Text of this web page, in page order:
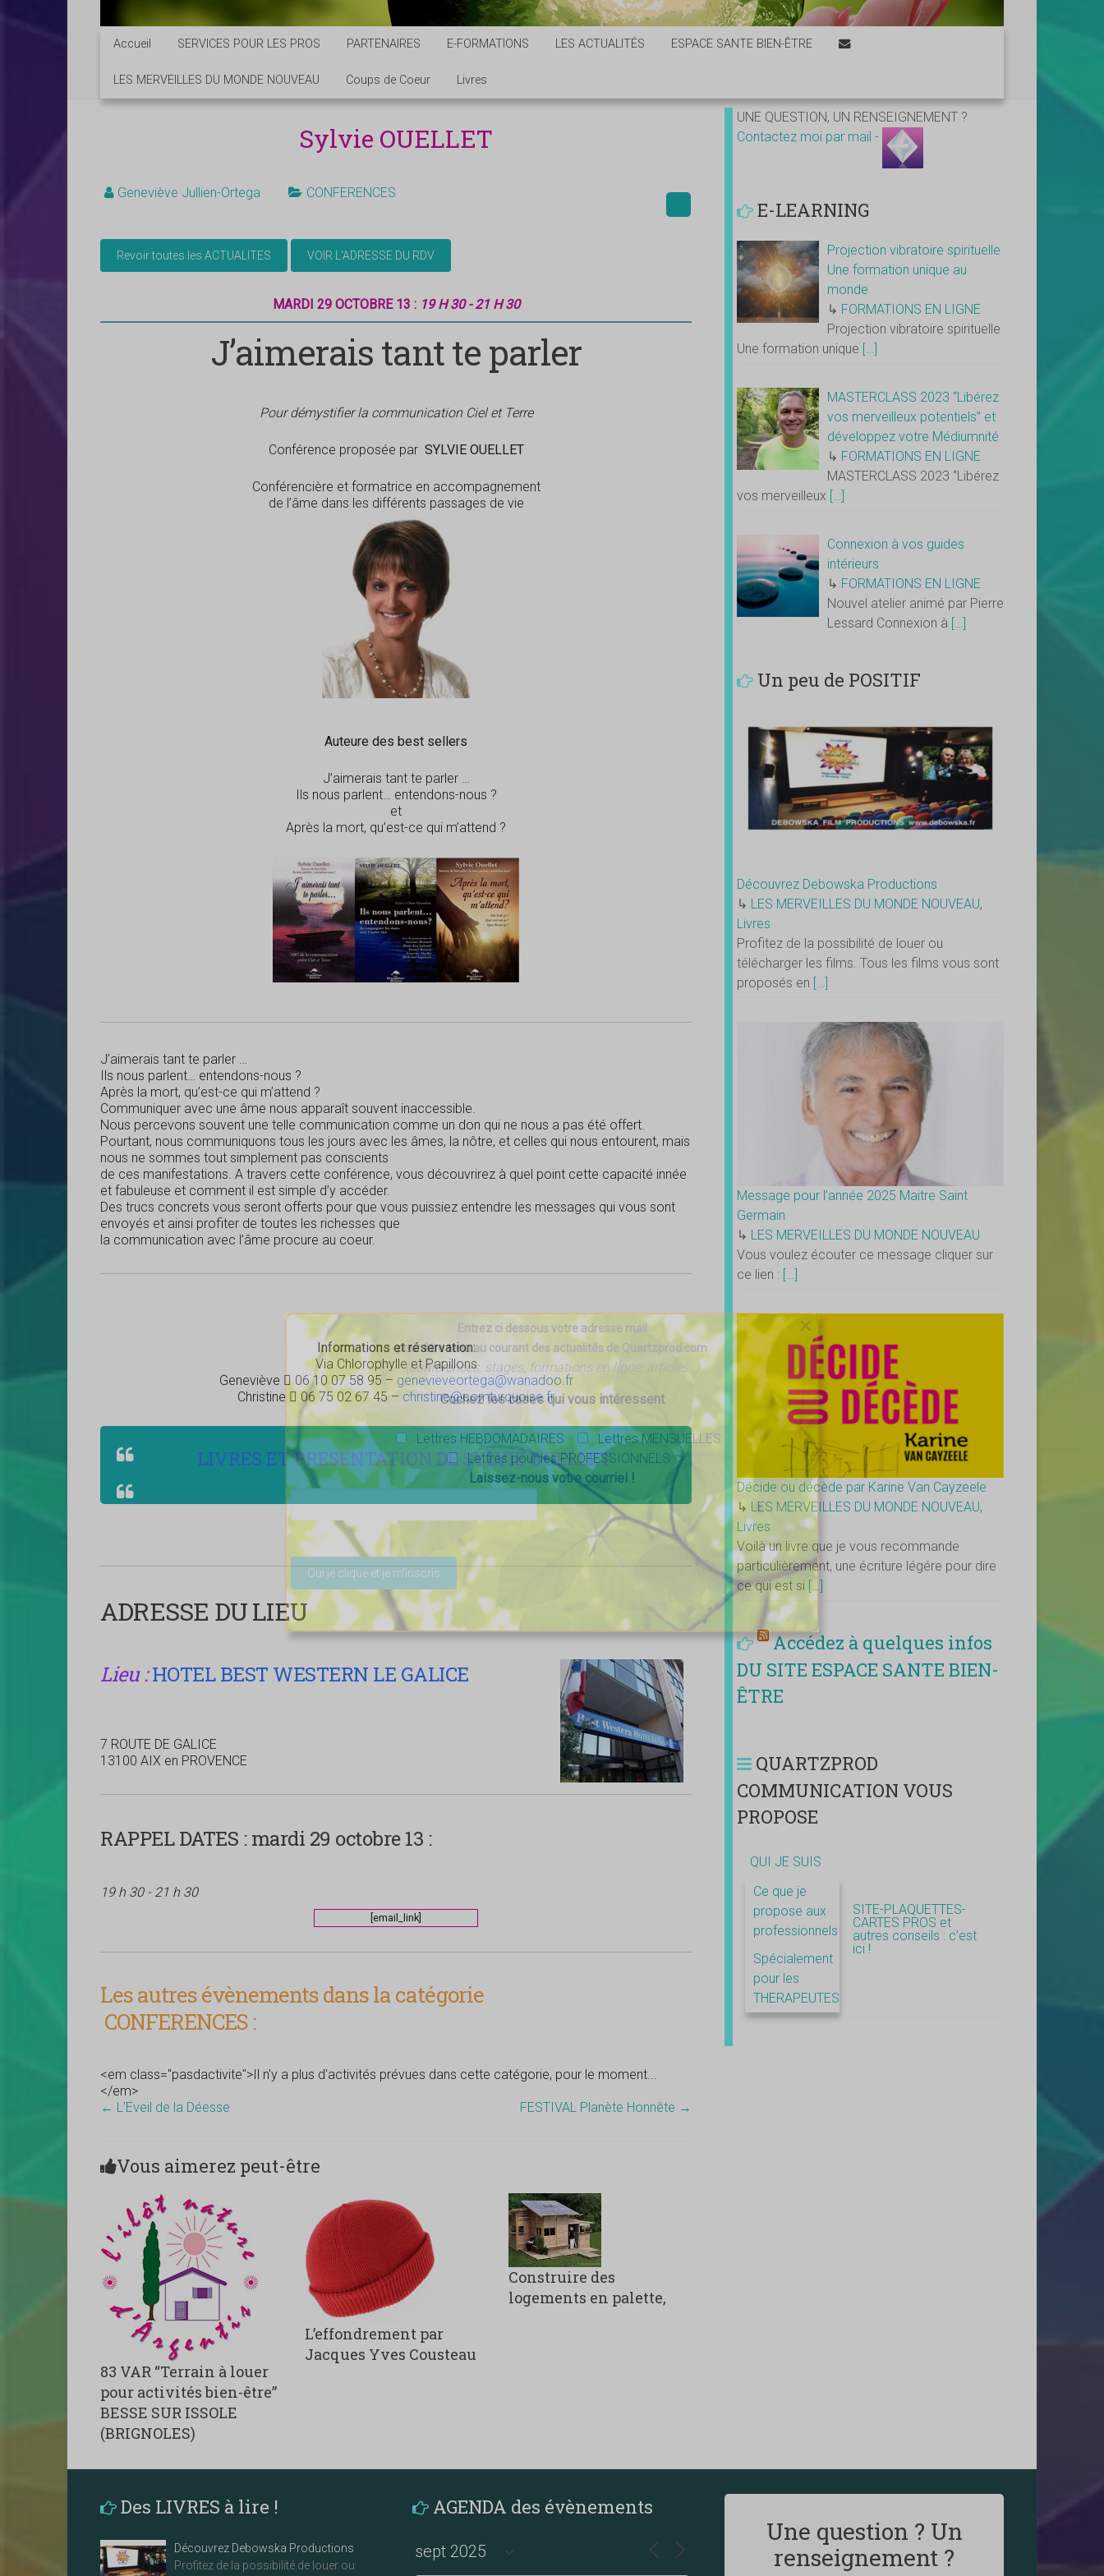
Accueil SERVICES POUR LES PROS PARTENAIRES E-FORMATIONS LES ACTUALITÉS ESPACE SANTE BIEN-ÊTRE
LES MERVEILLES DU MONDE NOUVEAU Coups de Coeur Livres
Sylvie OUELLET
Geneviève Jullien-Ortega CONFERENCES
MARDI 29 OCTOBRE 13 : 19 H 30 - 21 H 30
J’aimerais tant te parler
Pour démystifier la communication Ciel et Terre
Conférence proposée par SYLVIE OUELLET
Conférencière et formatrice en accompagnement
de l’âme dans les différents passages de vie
Auteure des best sellers
J’aimerais tant te parler …
Ils nous parlent… entendons-nous ?
et
Après la mort, qu’est-ce qui m’attend ?
J’aimerais tant te parler …
Ils nous parlent… entendons-nous ?
Après la mort, qu’est-ce qui m’attend ?
Communiquer avec une âme nous apparaît souvent inaccessible.
Nous percevons souvent une telle communication comme un don qui ne nous a pas été offert.
Pourtant, nous communiquons tous les jours avec les âmes, la nôtre, et celles qui nous entourent, mais
nous ne sommes tout simplement pas conscients
de ces manifestations. A travers cette conférence, vous découvrirez à quel point cette capacité innée
et fabuleuse et comment il est simple d’y accéder.
Des trucs concrets vous seront offerts pour que vous puissiez entendre les messages qui vous sont
envoyés et ainsi profiter de toutes les richesses que
la communication avec l’âme procure au coeur.
Informations et réservation:
Via Chlorophylle et Papillons
Geneviève  06 10 07 58 95 – genevieveortega@wanadoo.fr
Christine  06 75 02 67 45 – christine@comturquoise.fr
LIVRES ET PRESENTATION DE SYLVIE OUELLET
ADRESSE DU LIEU
Lieu :HOTEL BEST WESTERN LE GALICE
7 ROUTE DE GALICE
13100 AIX en PROVENCE
RAPPEL DATES :mardi 29 octobre 13 :
19 h 30 - 21 h 30
[email_link]
Les autres évènements dans la catégorie
CONFERENCES :
<em class="pasdactivite">Il n'y a plus d'activités prévues dans cette catégorie, pour le moment...
</em>
← L’Eveil de la Déesse FESTIVAL Planète Honnête →
Vous aimerez peut-être
83 VAR “Terrain à louer
pour activités bien-être”
BESSE SUR ISSOLE
(BRIGNOLES)
L’effondrement par
Jacques Yves Cousteau
Construire des
logements en palette,
UNE QUESTION, UN RENSEIGNEMENT ?
Contactez moi par mail -
E-LEARNING
Projection vibratoire spirituelle
Une formation unique au
monde
↳ FORMATIONS EN LIGNE
Projection vibratoire spirituelle
Une formation unique […]
MASTERCLASS 2023 “Libérez
vos merveilleux potentiels” et
développez votre Médiumnité
↳ FORMATIONS EN LIGNE
MASTERCLASS 2023 “Libérez
vos merveilleux […]
Connexion à vos guides
intérieurs
↳ FORMATIONS EN LIGNE
Nouvel atelier animé par Pierre
Lessard Connexion à […]
Un peu de POSITIF
Découvrez Debowska Productions
↳ LES MERVEILLES DU MONDE NOUVEAU,
Livres
Profitez de la possibilité de louer ou
télécharger les films. Tous les films vous sont
proposés en […]
Message pour l’année 2025 Maitre Saint
Germain
↳ LES MERVEILLES DU MONDE NOUVEAU
Vous voulez écouter ce message cliquer sur
ce lien : […]
Décide ou décède par Karine Van Cayzeele
↳ LES MERVEILLES DU MONDE NOUVEAU,
Livres
Voilà un livre que je vous recommande
particulièrement, une écriture légére pour dire
ce qui est si […]
Accédez à quelques infos
DU SITE ESPACE SANTE BIEN-
ÊTRE
QUARTZPROD
COMMUNICATION VOUS
PROPOSE
QUI JE SUIS
Ce que je
propose aux
professionnels
Spécialement
pour les
THERAPEUTES
SITE-PLAQUETTES-
CARTES PROS et
autres conseils : c’est
ici !
Des LIVRES à lire !
Découvrez Debowska Productions
Profitez de la possibilité de louer ou
AGENDA des évènements
Une question ? Un
renseignement ?
Entrez ci dessous votre adresse mail
pour être tenu au courant des actualités de Quartzprod.com
(conférences, stages, formations en ligne, articles..)
Cochez les cases qui vous intéressent
Lettres HEBDOMADAIRES
Lettres MENSUELLES
Lettres pour les PROFESSIONNELS
Laissez-nous votre courriel !
Veuillez laisser ce champ vide.
×